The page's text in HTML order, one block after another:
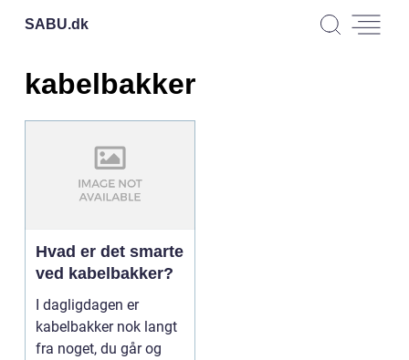
SABU.dk
kabelbakker
Hvad er det smarte
ved kabelbakker?
I dagligdagen er
kabelbakker nok langt
fra noget, du går og